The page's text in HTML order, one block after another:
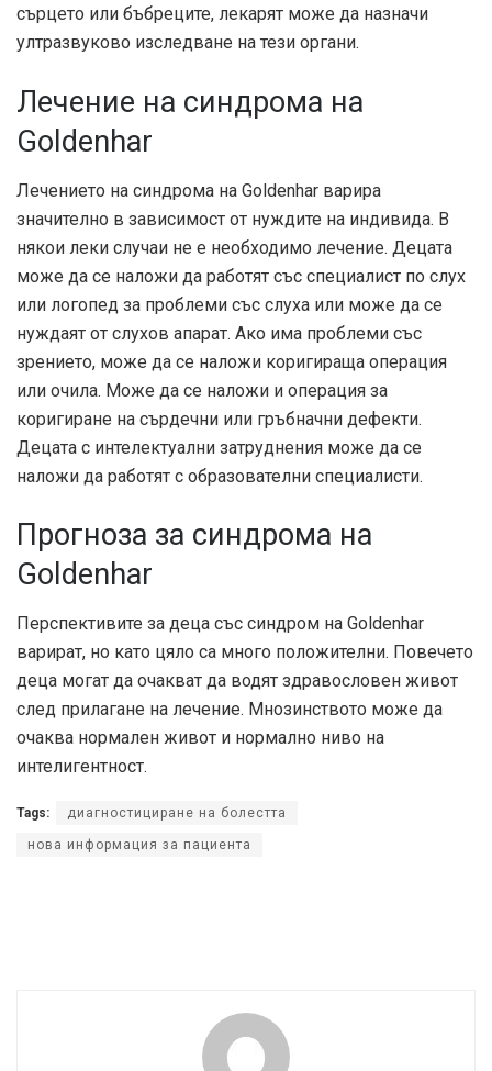
сърцето или бъбреците, лекарят може да назначи
ултразвуково изследване на тези органи.
Лечение на синдрома на
Goldenhar
Лечението на синдрома на Goldenhar варира
значително в зависимост от нуждите на индивида. В
някои леки случаи не е необходимо лечение. Децата
може да се наложи да работят със специалист по слух
или логопед за проблеми със слуха или може да се
нуждаят от слухов апарат. Ако има проблеми със
зрението, може да се наложи коригираща операция
или очила. Може да се наложи и операция за
коригиране на сърдечни или гръбначни дефекти.
Децата с интелектуални затруднения може да се
наложи да работят с образователни специалисти.
Прогноза за синдрома на
Goldenhar
Перспективите за деца със синдром на Goldenhar
варират, но като цяло са много положителни. Повечето
деца могат да очакват да водят здравословен живот
след прилагане на лечение. Мнозинството може да
очаква нормален живот и нормално ниво на
интелигентност.
Tags: диагностициране на болестта
нова информация за пациента